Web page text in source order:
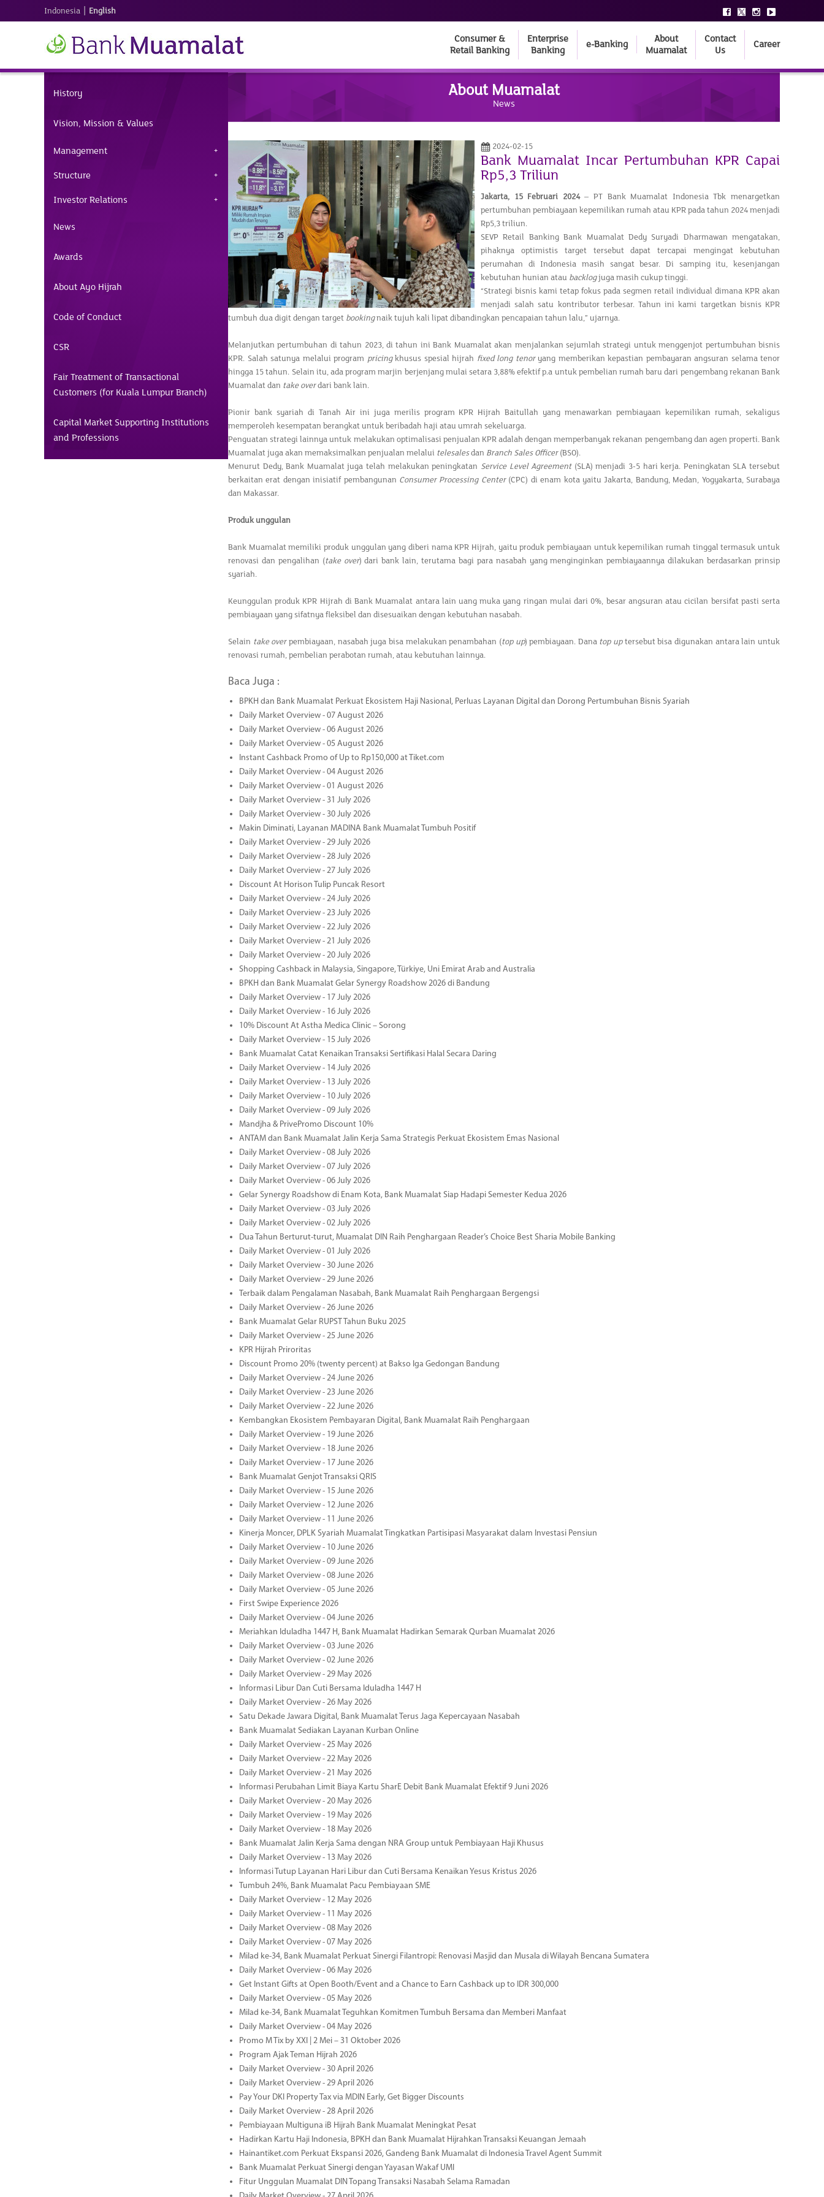
Indonesia | English
Consumer &
Retail Banking
Enterprise
Banking
e-Banking
About
Muamalat
Contact
Us
Career
History
Vision, Mission & Values
Management
Structure
Investor Relations
News
Awards
About Ayo Hijrah
Code of Conduct
CSR
Fair Treatment of Transactional
Customers (for Kuala Lumpur Branch)
Capital Market Supporting Institutions
and Professions
About Muamalat
News
2024-02-15
Bank Muamalat Incar Pertumbuhan KPR Capai
Rp5,3 Triliun
Jakarta, 15 Februari 2024– PT Bank Muamalat Indonesia Tbk menargetkan
pertumbuhan pembiayaan kepemilikan rumah atau KPR pada tahun 2024 menjadi
Rp5,3 triliun.
SEVP Retail Banking Bank Muamalat Dedy Suryadi Dharmawan mengatakan,
pihaknya optimistis target tersebut dapat tercapai mengingat kebutuhan
perumahan di Indonesia masih sangat besar. Di samping itu, kesenjangan
kebutuhan hunian atau backlogjuga masih cukup tinggi.
“Strategi bisnis kami tetap fokus pada segmen retail individual dimana KPR akan
menjadi salah satu kontributor terbesar. Tahun ini kami targetkan bisnis KPR
tumbuh dua digit dengan target bookingnaik tujuh kali lipat dibandingkan pencapaian tahun lalu,” ujarnya.
Melanjutkan pertumbuhan di tahun 2023, di tahun ini Bank Muamalat akan menjalankan sejumlah strategi untuk menggenjot pertumbuhan bisnis
KPR. Salah satunya melalui program pricingkhusus spesial hijrah fixed long tenoryang memberikan kepastian pembayaran angsuran selama tenor
hingga 15 tahun. Selain itu, ada program marjin berjenjang mulai setara 3,88% efektif p.a untuk pembelian rumah baru dari pengembang rekanan Bank
Muamalat dan take overdari bank lain.
Pionir bank syariah di Tanah Air ini juga merilis program KPR Hijrah Baitullah yang menawarkan pembiayaan kepemilikan rumah, sekaligus
memperoleh kesempatan berangkat untuk beribadah haji atau umrah sekeluarga.
Penguatan strategi lainnya untuk melakukan optimalisasi penjualan KPR adalah dengan memperbanyak rekanan pengembang dan agen properti. Bank
Muamalat juga akan memaksimalkan penjualan melalui telesalesdan Branch Sales Officer(BSO).
Menurut Dedy, Bank Muamalat juga telah melakukan peningkatan Service Level Agreement(SLA) menjadi 3-5 hari kerja. Peningkatan SLA tersebut
berkaitan erat dengan inisiatif pembangunan Consumer Processing Center(CPC) di enam kota yaitu Jakarta, Bandung, Medan, Yogyakarta, Surabaya
dan Makassar.
Produk unggulan
Bank Muamalat memiliki produk unggulan yang diberi nama KPR Hijrah, yaitu produk pembiayaan untuk kepemilikan rumah tinggal termasuk untuk
renovasi dan pengalihan (take over) dari bank lain, terutama bagi para nasabah yang menginginkan pembiayaannya dilakukan berdasarkan prinsip
syariah.
Keunggulan produk KPR Hijrah di Bank Muamalat antara lain uang muka yang ringan mulai dari 0%, besar angsuran atau cicilan bersifat pasti serta
pembiayaan yang sifatnya fleksibel dan disesuaikan dengan kebutuhan nasabah.
Selain take overpembiayaan, nasabah juga bisa melakukan penambahan (top up) pembiayaan. Dana top uptersebut bisa digunakan antara lain untuk
renovasi rumah, pembelian perabotan rumah, atau kebutuhan lainnya.
Baca Juga :
BPKH dan Bank Muamalat Perkuat Ekosistem Haji Nasional, Perluas Layanan Digital dan Dorong Pertumbuhan Bisnis Syariah
Daily Market Overview - 07 August 2026
Daily Market Overview - 06 August 2026
Daily Market Overview - 05 August 2026
Instant Cashback Promo of Up to Rp150,000 at Tiket.com
Daily Market Overview - 04 August 2026
Daily Market Overview - 01 August 2026
Daily Market Overview - 31 July 2026
Daily Market Overview - 30 July 2026
Makin Diminati, Layanan MADINA Bank Muamalat Tumbuh Positif
Daily Market Overview - 29 July 2026
Daily Market Overview - 28 July 2026
Daily Market Overview - 27 July 2026
Discount At Horison Tulip Puncak Resort
Daily Market Overview - 24 July 2026
Daily Market Overview - 23 July 2026
Daily Market Overview - 22 July 2026
Daily Market Overview - 21 July 2026
Daily Market Overview - 20 July 2026
Shopping Cashback in Malaysia, Singapore, Türkiye, Uni Emirat Arab and Australia
BPKH dan Bank Muamalat Gelar Synergy Roadshow 2026 di Bandung
Daily Market Overview - 17 July 2026
Daily Market Overview - 16 July 2026
10% Discount At Astha Medica Clinic – Sorong
Daily Market Overview - 15 July 2026
Bank Muamalat Catat Kenaikan Transaksi Sertifikasi Halal Secara Daring
Daily Market Overview - 14 July 2026
Daily Market Overview - 13 July 2026
Daily Market Overview - 10 July 2026
Daily Market Overview - 09 July 2026
Mandjha & PrivePromo Discount 10%
ANTAM dan Bank Muamalat Jalin Kerja Sama Strategis Perkuat Ekosistem Emas Nasional
Daily Market Overview - 08 July 2026
Daily Market Overview - 07 July 2026
Daily Market Overview - 06 July 2026
Gelar Synergy Roadshow di Enam Kota, Bank Muamalat Siap Hadapi Semester Kedua 2026
Daily Market Overview - 03 July 2026
Daily Market Overview - 02 July 2026
Dua Tahun Berturut-turut, Muamalat DIN Raih Penghargaan Reader’s Choice Best Sharia Mobile Banking
Daily Market Overview - 01 July 2026
Daily Market Overview - 30 June 2026
Daily Market Overview - 29 June 2026
Terbaik dalam Pengalaman Nasabah, Bank Muamalat Raih Penghargaan Bergengsi
Daily Market Overview - 26 June 2026
Bank Muamalat Gelar RUPST Tahun Buku 2025
Daily Market Overview - 25 June 2026
KPR Hijrah Priroritas
Discount Promo 20% (twenty percent) at Bakso Iga Gedongan Bandung
Daily Market Overview - 24 June 2026
Daily Market Overview - 23 June 2026
Daily Market Overview - 22 June 2026
Kembangkan Ekosistem Pembayaran Digital, Bank Muamalat Raih Penghargaan
Daily Market Overview - 19 June 2026
Daily Market Overview - 18 June 2026
Daily Market Overview - 17 June 2026
Bank Muamalat Genjot Transaksi QRIS
Daily Market Overview - 15 June 2026
Daily Market Overview - 12 June 2026
Daily Market Overview - 11 June 2026
Kinerja Moncer, DPLK Syariah Muamalat Tingkatkan Partisipasi Masyarakat dalam Investasi Pensiun
Daily Market Overview - 10 June 2026
Daily Market Overview - 09 June 2026
Daily Market Overview - 08 June 2026
Daily Market Overview - 05 June 2026
First Swipe Experience 2026
Daily Market Overview - 04 June 2026
Meriahkan Iduladha 1447 H, Bank Muamalat Hadirkan Semarak Qurban Muamalat 2026
Daily Market Overview - 03 June 2026
Daily Market Overview - 02 June 2026
Daily Market Overview - 29 May 2026
Informasi Libur Dan Cuti Bersama Iduladha 1447 H
Daily Market Overview - 26 May 2026
Satu Dekade Jawara Digital, Bank Muamalat Terus Jaga Kepercayaan Nasabah
Bank Muamalat Sediakan Layanan Kurban Online
Daily Market Overview - 25 May 2026
Daily Market Overview - 22 May 2026
Daily Market Overview - 21 May 2026
Informasi Perubahan Limit Biaya Kartu SharE Debit Bank Muamalat Efektif 9 Juni 2026
Daily Market Overview - 20 May 2026
Daily Market Overview - 19 May 2026
Daily Market Overview - 18 May 2026
Bank Muamalat Jalin Kerja Sama dengan NRA Group untuk Pembiayaan Haji Khusus
Daily Market Overview - 13 May 2026
Informasi Tutup Layanan Hari Libur dan Cuti Bersama Kenaikan Yesus Kristus 2026
Tumbuh 24%, Bank Muamalat Pacu Pembiayaan SME
Daily Market Overview - 12 May 2026
Daily Market Overview - 11 May 2026
Daily Market Overview - 08 May 2026
Daily Market Overview - 07 May 2026
Milad ke-34, Bank Muamalat Perkuat Sinergi Filantropi: Renovasi Masjid dan Musala di Wilayah Bencana Sumatera
Daily Market Overview - 06 May 2026
Get Instant Gifts at Open Booth/Event and a Chance to Earn Cashback up to IDR 300,000
Daily Market Overview - 05 May 2026
Milad ke-34, Bank Muamalat Teguhkan Komitmen Tumbuh Bersama dan Memberi Manfaat
Daily Market Overview - 04 May 2026
Promo M Tix by XXI | 2 Mei – 31 Oktober 2026
Program Ajak Teman Hijrah 2026
Daily Market Overview - 30 April 2026
Daily Market Overview - 29 April 2026
Pay Your DKI Property Tax via MDIN Early, Get Bigger Discounts
Daily Market Overview - 28 April 2026
Pembiayaan Multiguna iB Hijrah Bank Muamalat Meningkat Pesat
Hadirkan Kartu Haji Indonesia, BPKH dan Bank Muamalat Hijrahkan Transaksi Keuangan Jemaah
Hainantiket.com Perkuat Ekspansi 2026, Gandeng Bank Muamalat di Indonesia Travel Agent Summit
Bank Muamalat Perkuat Sinergi dengan Yayasan Wakaf UMI
Fitur Unggulan Muamalat DIN Topang Transaksi Nasabah Selama Ramadan